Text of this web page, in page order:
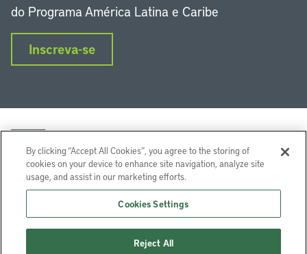
do Programa América Latina e Caribe
Inscreva-se
InstagramFacebookTwitter
Lincoln Institute of Land Policy © 2024
113 Brattle St, Cambridge, MA 02138-3400 USA
By clicking “Accept All Cookies”, you agree to the storing of
cookies on your device to enhance site navigation, analyze site
usage, and assist in our marketing efforts.
Cookies Settings
Reject All